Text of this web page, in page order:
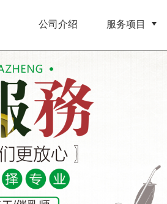
公司介绍 服务项目